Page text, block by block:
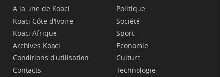
A la une de Koaci
Koaci Côte d'Ivoire
Koaci Afrique
Archives Koaci
Conditions d'utilisation
Contacts
Politique
Société
Sport
Economie
Culture
Technologie